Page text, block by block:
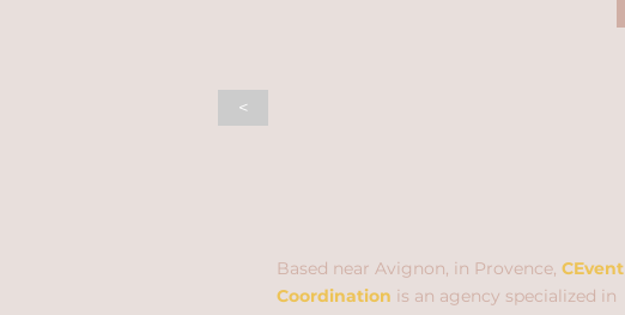
<
Based near Avignon, in Provence, CEvent
Coordination is an agency specialized in